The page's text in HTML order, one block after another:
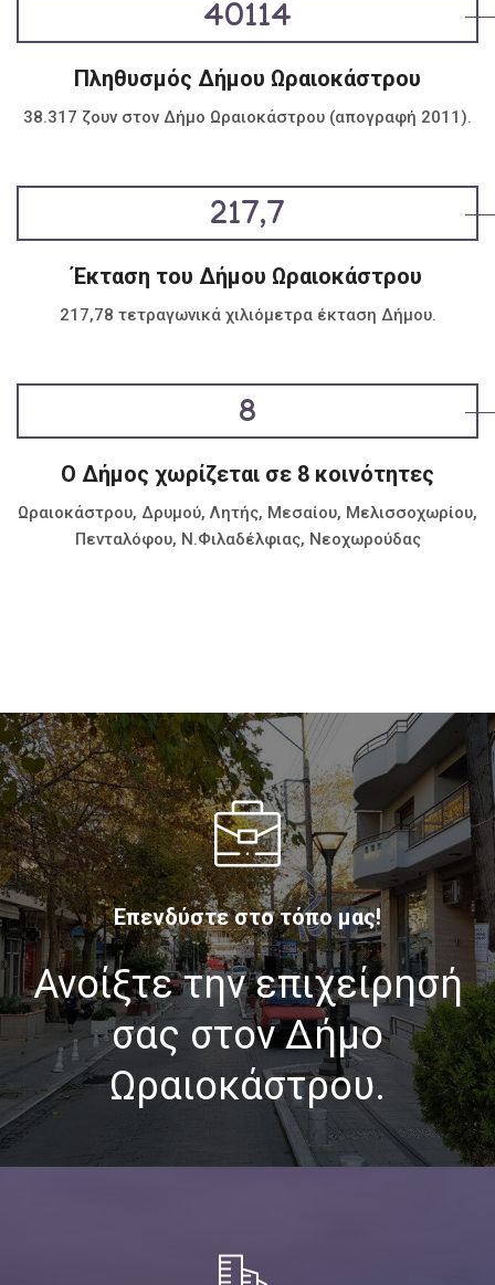
40114
Πληθυσμός Δήμου Ωραιοκάστρου
38.317 ζουν στον Δήμο Ωραιοκάστρου (απογραφή 2011).
217,7
Έκταση του Δήμου Ωραιοκάστρου
217,78 τετραγωνικά χιλιόμετρα έκταση Δήμου.
8
Ο Δήμος χωρίζεται σε 8 κοινότητες
Ωραιοκάστρου, Δρυμού, Λητής, Μεσαίου, Μελισσοχωρίου,
Πενταλόφου, Ν.Φιλαδέλφιας, Νεοχωρούδας
Επενδύστε στο τόπο μας!
Ανοίξτε την επιχείρησή
σας στον Δήμο
Ωραιοκάστρου.